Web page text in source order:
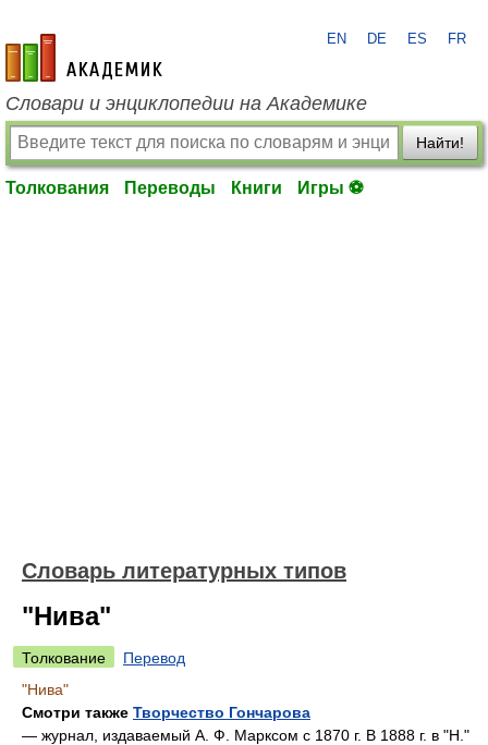
academic.ru
EN DE ES FR
Словари и энциклопедии на Академике
Найти!
Толкования Переводы Книги Игры ⚽
Словарь литературных типов
"Нива"
Толкование
Перевод
"Нива"
Смотри также Творчество Гончарова
— журнал, издаваемый А. Ф. Марксом с 1870 г. В 1888 г. в "Н."